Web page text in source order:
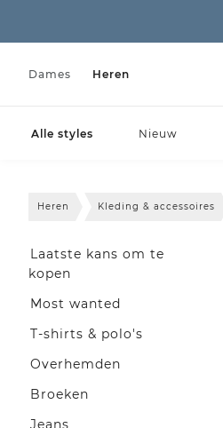
Dames Heren
Alle styles Nieuw
Heren Kleding & accessoires
Laatste kans om te
kopen
Most wanted
T-shirts & polo's
Overhemden
Broeken
Jeans